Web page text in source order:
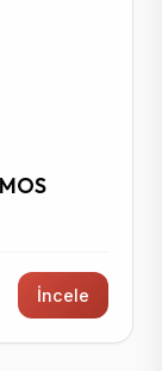
İncele